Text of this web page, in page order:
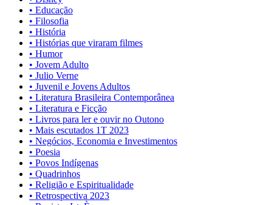
• Educação
• Filosofia
• História
• Histórias que viraram filmes
• Humor
• Jovem Adulto
• Julio Verne
• Juvenil e Jovens Adultos
• Literatura Brasileira Contemporânea
• Literatura e Ficção
• Livros para ler e ouvir no Outono
• Mais escutados 1T 2023
• Negócios, Economia e Investimentos
• Poesia
• Povos Indígenas
• Quadrinhos
• Religião e Espiritualidade
• Retrospectiva 2023